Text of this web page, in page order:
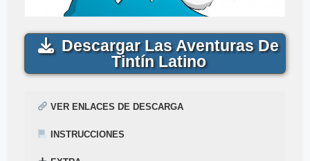
Descargar Las Aventuras De
Tintín Latino
VER ENLACES DE DESCARGA
INSTRUCCIONES